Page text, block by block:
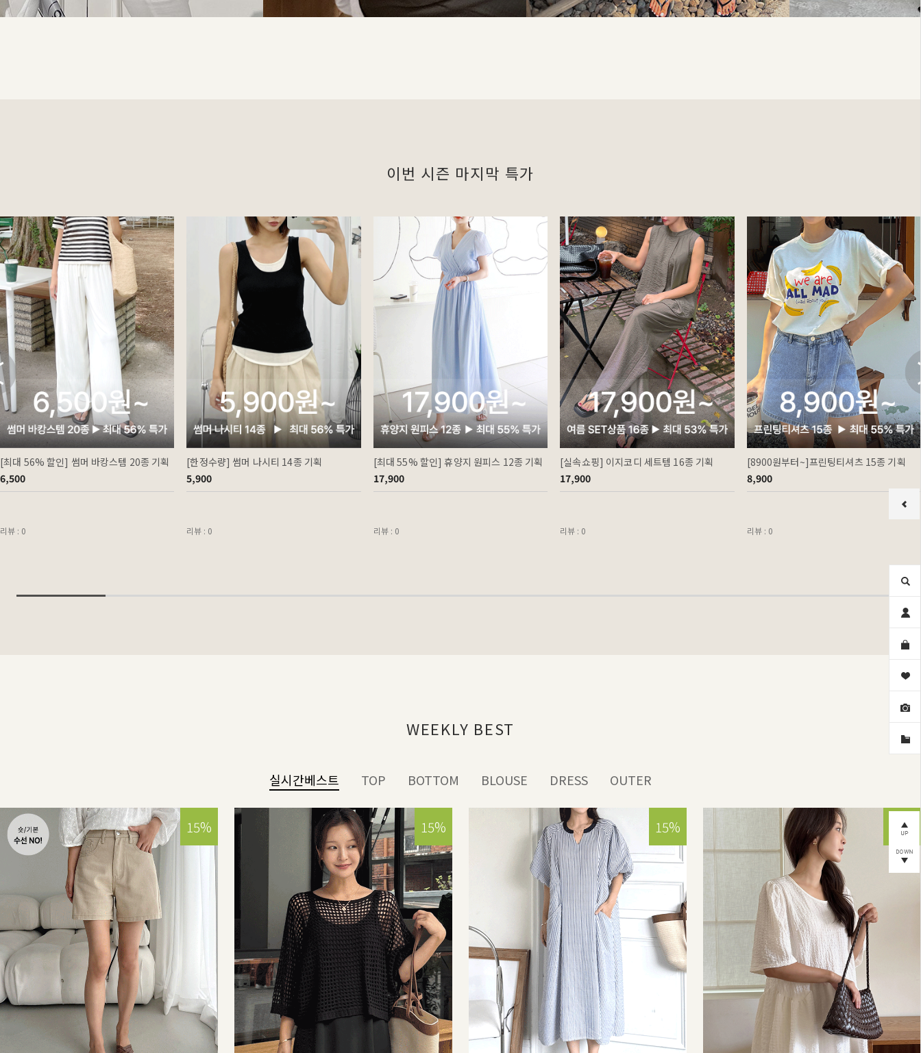
이번 시즌 마지막 특가
[최대 56% 할인] 썸머 바캉스템 20종 기획
6,500
리뷰 : 0
[한정수량] 썸머 나시티 14종 기획
5,900
리뷰 : 0
[최대 55% 할인] 휴양지 원피스 12종 기획
17,900
리뷰 : 0
[실속쇼핑] 이지코디 세트템 16종 기획
17,900
리뷰 : 0
[8900원부터~]프린팅티셔츠 15종 기획
8,900
리뷰 : 0
WEEKLY BEST
실시간베스트 TOP BOTTOM BLOUSE DRESS OUTER
15% 15% 15% 15%